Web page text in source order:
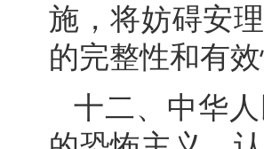
施，将妨碍安
的完整性和有效
十二、中华